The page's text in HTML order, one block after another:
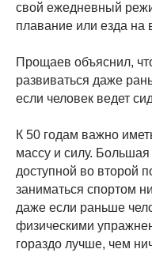
свой ежедневный
плавание или езда на
Прощаев объяснил,
развиваться даже
если человек ведет
К 50 годам важно
массу и силу. Большая
доступной во второй
заниматься спортом
даже если раньше
физическими
гораздо лучше, чем